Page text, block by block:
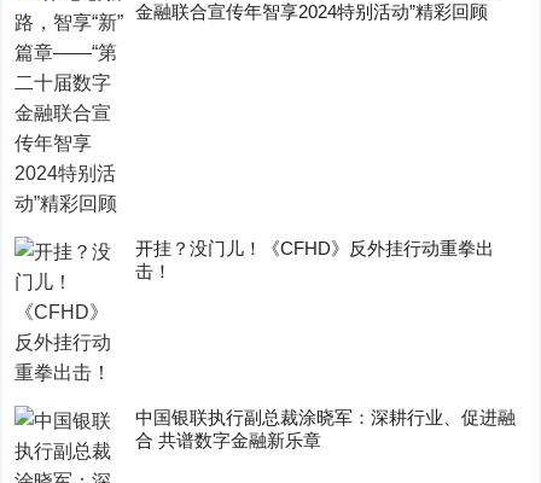
金融联合宣传年智享2024特别活动”精彩回顾
开挂？没门儿！《CFHD》反外挂行动重拳出
击！
中国银联执行副总裁涂晓军：深耕行业、促进融
合 共谱数字金融新乐章